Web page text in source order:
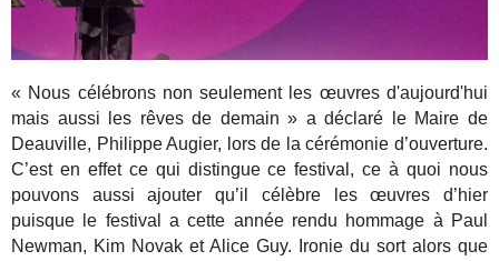
« Nous célébrons non seulement les œuvres d'aujourd'hui
mais aussi les rêves de demain » a déclaré le Maire de
Deauville, Philippe Augier, lors de la cérémonie d’ouverture.
C’est en effet ce qui distingue ce festival, ce à quoi nous
pouvons aussi ajouter qu’il célèbre les œuvres d’hier
puisque le festival a cette année rendu hommage à Paul
Newman, Kim Novak et Alice Guy. Ironie du sort alors que